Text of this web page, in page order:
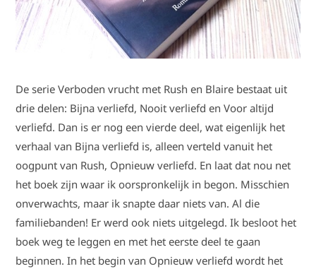
De serie Verboden vrucht met Rush en Blaire bestaat uit
drie delen: Bijna verliefd, Nooit verliefd en Voor altijd
verliefd. Dan is er nog een vierde deel, wat eigenlijk het
verhaal van Bijna verliefd is, alleen verteld vanuit het
oogpunt van Rush, Opnieuw verliefd. En laat dat nou net
het boek zijn waar ik oorspronkelijk in begon. Misschien
onverwachts, maar ik snapte daar niets van. Al die
familiebanden! Er werd ook niets uitgelegd. Ik besloot het
boek weg te leggen en met het eerste deel te gaan
beginnen. In het begin van Opnieuw verliefd wordt het